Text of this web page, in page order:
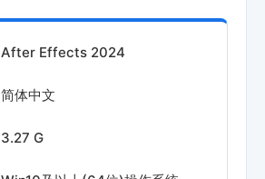
After Effects 2024
简体中文
3.27 G